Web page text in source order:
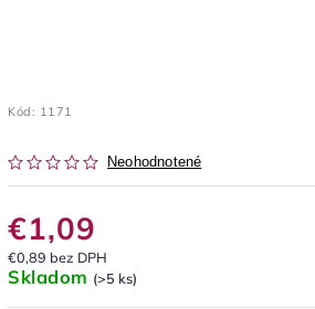
Kód: 1171
Neohodnotené
€1,09
€0,89 bez DPH
Skladom (>5 ks)